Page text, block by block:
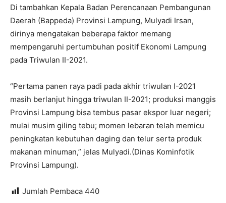
Di tambahkan Kepala Badan Perencanaan Pembangunan
Daerah (Bappeda) Provinsi Lampung, Mulyadi Irsan,
dirinya mengatakan beberapa faktor memang
mempengaruhi pertumbuhan positif Ekonomi Lampung
pada Triwulan II-2021.
“Pertama panen raya padi pada akhir triwulan I-2021
masih berlanjut hingga triwulan II-2021; produksi manggis
Provinsi Lampung bisa tembus pasar ekspor luar negeri;
mulai musim giling tebu; momen lebaran telah memicu
peningkatan kebutuhan daging dan telur serta produk
makanan minuman,” jelas Mulyadi.(Dinas Kominfotik
Provinsi Lampung).
Jumlah Pembaca 440